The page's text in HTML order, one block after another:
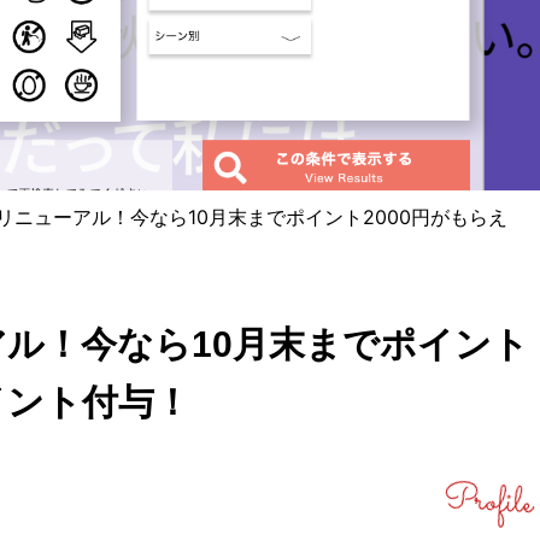
ニューアル！今なら10月末までポイント2000円がもらえ
！今なら10月末までポイント
ト付与！